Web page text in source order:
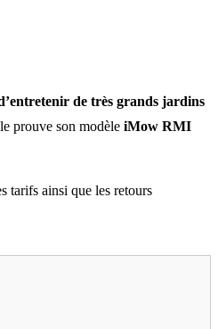
de très grands jardins
prouve son modèle iMow RMI
tarifs ainsi que les retours